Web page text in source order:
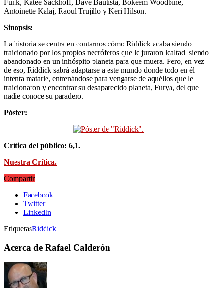
Funk, Katee Sackhoff, Dave Bautista, Bokeem Woodbine,
Antoinette Kalaj, Raoul Trujillo y Keri Hilson.
Sinopsis:
La historia se centra en contarnos cómo Riddick acaba siendo
traicionado por los propios necróferos que le juraron lealtad, siendo
abandonado en un inhóspito planeta para que muera. Pero, en vez
de eso, Riddick sabrá adaptarse a este mundo donde todo en él
intenta matarle, entrenándose para vengarse de aquéllos que le
traicionaron y encontrar su desaparecido planeta, Furya, del que
nadie conoce su paradero.
Póster:
Crítica del público: 6,1.
Nuestra Crítica.
Compartir
Facebook
Twitter
LinkedIn
EtiquetasRiddick
Acerca de Rafael Calderón